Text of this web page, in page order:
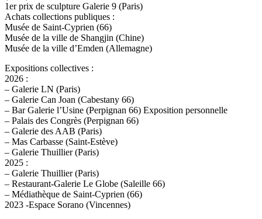
1er prix de sculpture Galerie 9 (Paris)
Achats collections publiques :
Musée de Saint-Cyprien (66)
Musée de la ville de Shangjin (Chine)
Musée de la ville d’Emden (Allemagne)
Expositions collectives :
2026 :
– Galerie LN (Paris)
– Galerie Can Joan (Cabestany 66)
– Bar Galerie l’Usine (Perpignan 66) Exposition personnelle
– Palais des Congrès (Perpignan 66)
– Galerie des AAB (Paris)
– Mas Carbasse (Saint-Estève)
– Galerie Thuillier (Paris)
2025 :
– Galerie Thuillier (Paris)
– Restaurant-Galerie Le Globe (Saleille 66)
– Médiathèque de Saint-Cyprien (66)
2023 -Espace Sorano (Vincennes)